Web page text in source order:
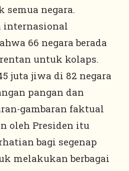
negara.
internasional
66 negara berada
untuk kolaps.
juta jiwa di 82 negara
pangan dan
gambaran faktual
oleh Presiden itu
bagi segenap
melakukan berbagai